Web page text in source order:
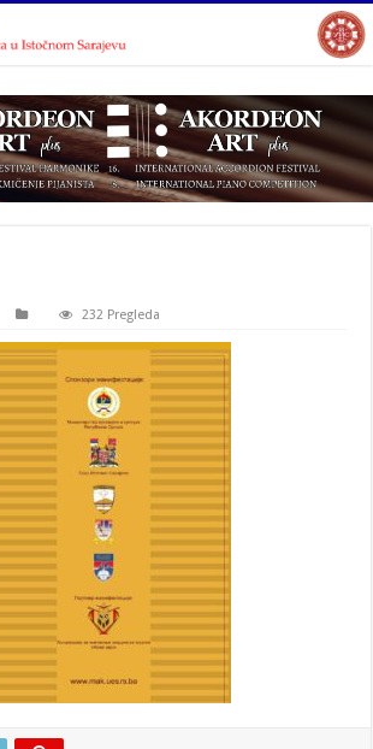
232 Pregleda